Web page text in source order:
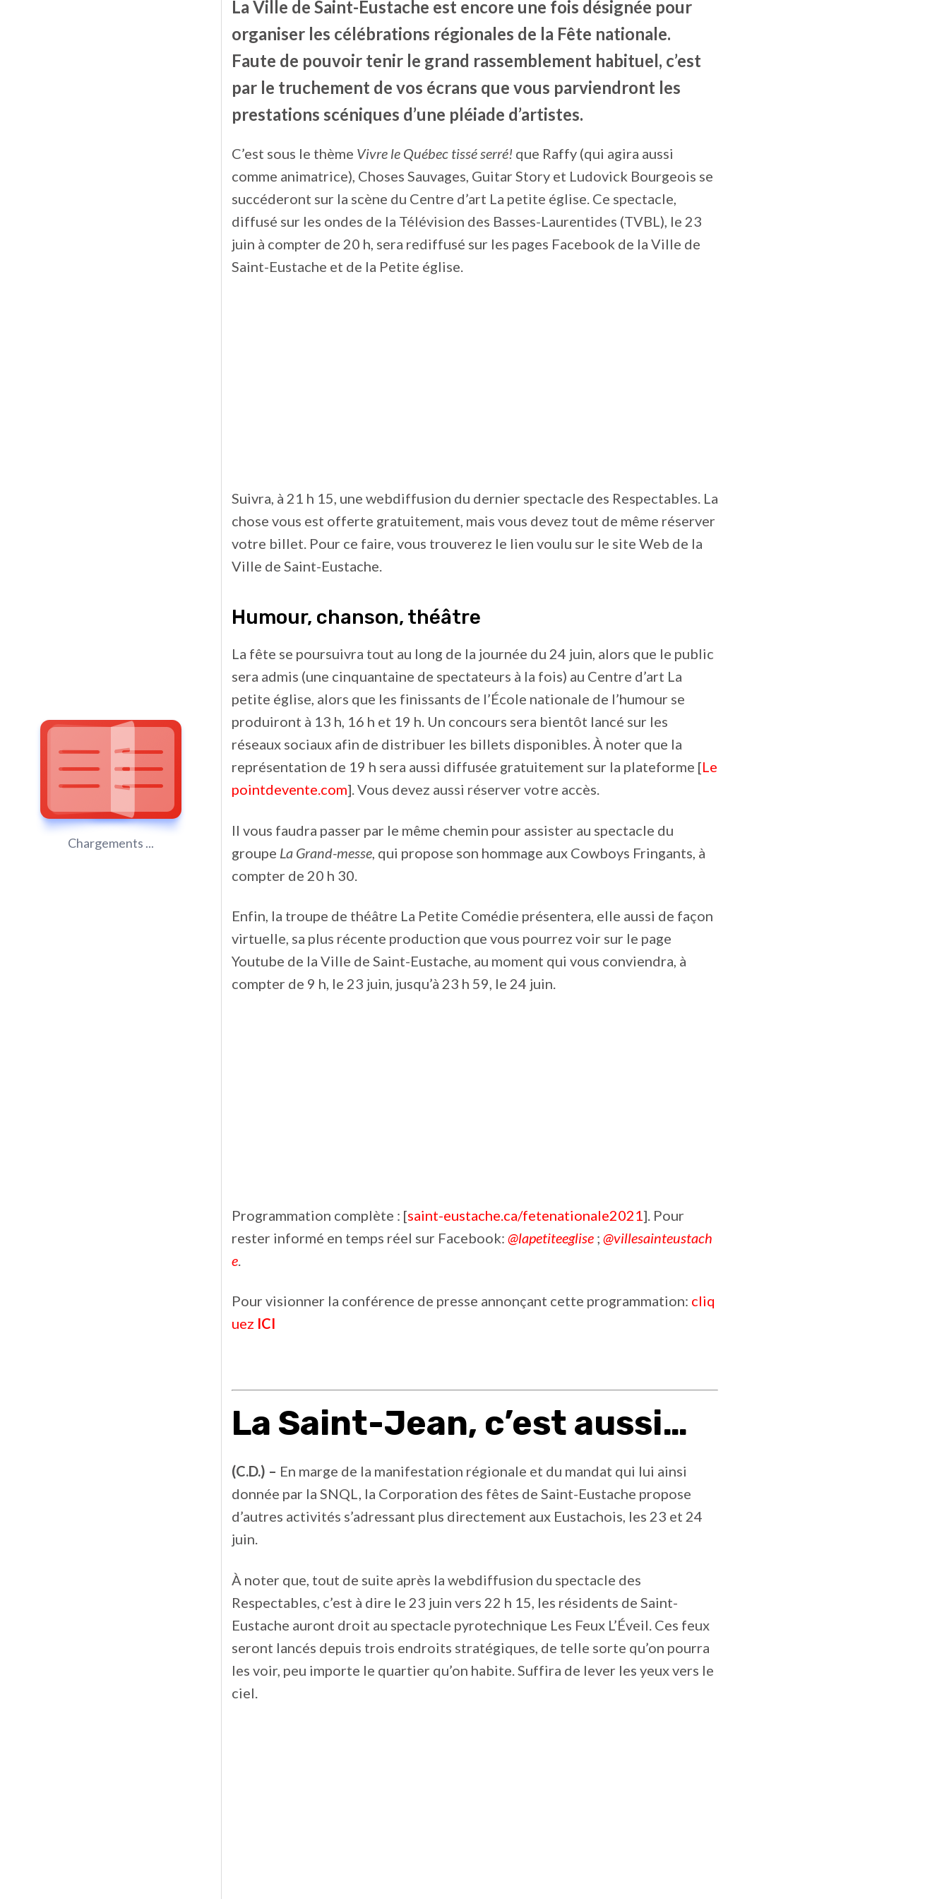
Chargements ...
La Ville de Saint-Eustache est encore une fois désignée pour
organiser les célébrations régionales de la Fête nationale.
Faute de pouvoir tenir le grand rassemblement habituel, c’est
par le truchement de vos écrans que vous parviendront les
prestations scéniques d’une pléiade d’artistes.
C’est sous le thème Vivre le Québec tissé serré! que Raffy (qui agira aussi
comme animatrice), Choses Sauvages, Guitar Story et Ludovick Bourgeois se
succéderont sur la scène du Centre d’art La petite église. Ce spectacle,
diffusé sur les ondes de la Télévision des Basses-Laurentides (TVBL), le 23
juin à compter de 20 h, sera rediffusé sur les pages Facebook de la Ville de
Saint-Eustache et de la Petite église.
Suivra, à 21 h 15, une webdiffusion du dernier spectacle des Respectables. La
chose vous est offerte gratuitement, mais vous devez tout de même réserver
votre billet. Pour ce faire, vous trouverez le lien voulu sur le site Web de la
Ville de Saint-Eustache.
Humour, chanson, théâtre
La fête se poursuivra tout au long de la journée du 24 juin, alors que le public
sera admis (une cinquantaine de spectateurs à la fois) au Centre d’art La
petite église, alors que les finissants de l’École nationale de l’humour se
produiront à 13 h, 16 h et 19 h. Un concours sera bientôt lancé sur les
réseaux sociaux afin de distribuer les billets disponibles. À noter que la
représentation de 19 h sera aussi diffusée gratuitement sur la plateforme [Le
pointdevente.com]. Vous devez aussi réserver votre accès.
Il vous faudra passer par le même chemin pour assister au spectacle du
groupe La Grand-messe, qui propose son hommage aux Cowboys Fringants, à
compter de 20 h 30.
Enfin, la troupe de théâtre La Petite Comédie présentera, elle aussi de façon
virtuelle, sa plus récente production que vous pourrez voir sur le page
Youtube de la Ville de Saint-Eustache, au moment qui vous conviendra, à
compter de 9 h, le 23 juin, jusqu’à 23 h 59, le 24 juin.
Programmation complète : [saint-eustache.ca/fetenationale2021]. Pour
rester informé en temps réel sur Facebook: @lapetiteeglise ; @villesainteustach
e.
Pour visionner la conférence de presse annonçant cette programmation: cliq
uez ICI
La Saint-Jean, c’est aussi…
(C.D.) – En marge de la manifestation régionale et du mandat qui lui ainsi
donnée par la SNQL, la Corporation des fêtes de Saint-Eustache propose
d’autres activités s’adressant plus directement aux Eustachois, les 23 et 24
juin.
À noter que, tout de suite après la webdiffusion du spectacle des
Respectables, c’est à dire le 23 juin vers 22 h 15, les résidents de Saint-
Eustache auront droit au spectacle pyrotechnique Les Feux L’Éveil. Ces feux
seront lancés depuis trois endroits stratégiques, de telle sorte qu’on pourra
les voir, peu importe le quartier qu’on habite. Suffira de lever les yeux vers le
ciel.